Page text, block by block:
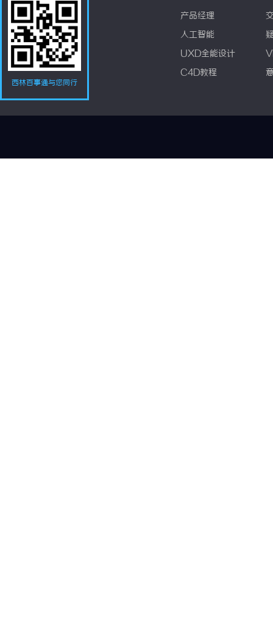
西林百事通与您同行
产品经理
人工智能
UXD全能设计
C4D教程